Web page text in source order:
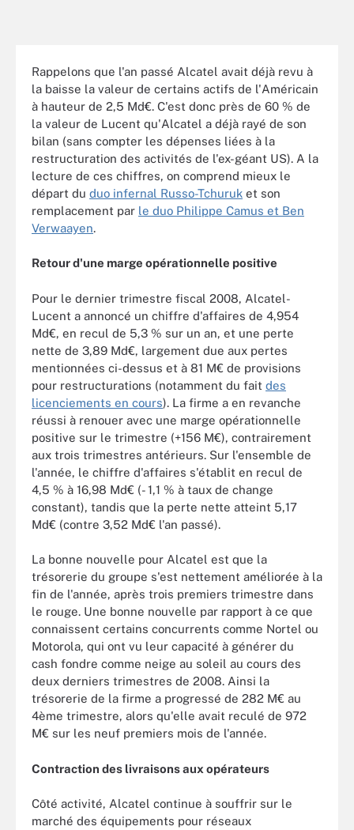
Rappelons que l'an passé Alcatel avait déjà revu à
la baisse la valeur de certains actifs de l'Américain
à hauteur de 2,5 Md€. C'est donc près de 60 % de
la valeur de Lucent qu'Alcatel a déjà rayé de son
bilan (sans compter les dépenses liées à la
restructuration des activités de l'ex-géant US). A la
lecture de ces chiffres, on comprend mieux le
départ du duo infernal Russo-Tchuruk et son
remplacement par le duo Philippe Camus et Ben
Verwaayen.
Retour d'une marge opérationnelle positive
Pour le dernier trimestre fiscal 2008, Alcatel-
Lucent a annoncé un chiffre d'affaires de 4,954
Md€, en recul de 5,3 % sur un an, et une perte
nette de 3,89 Md€, largement due aux pertes
mentionnées ci-dessus et à 81 M€ de provisions
pour restructurations (notamment du fait des
licenciements en cours). La firme a en revanche
réussi à renouer avec une marge opérationnelle
positive sur le trimestre (+156 M€), contrairement
aux trois trimestres antérieurs. Sur l'ensemble de
l'année, le chiffre d'affaires s'établit en recul de
4,5 % à 16,98 Md€ (- 1,1 % à taux de change
constant), tandis que la perte nette atteint 5,17
Md€ (contre 3,52 Md€ l'an passé).
La bonne nouvelle pour Alcatel est que la
trésorerie du groupe s'est nettement améliorée à la
fin de l'année, après trois premiers trimestre dans
le rouge. Une bonne nouvelle par rapport à ce que
connaissent certains concurrents comme Nortel ou
Motorola, qui ont vu leur capacité à générer du
cash fondre comme neige au soleil au cours des
deux derniers trimestres de 2008. Ainsi la
trésorerie de la firme a progressé de 282 M€ au
4ème trimestre, alors qu'elle avait reculé de 972
M€ sur les neuf premiers mois de l'année.
Contraction des livraisons aux opérateurs
Côté activité, Alcatel continue à souffrir sur le
marché des équipements pour réseaux